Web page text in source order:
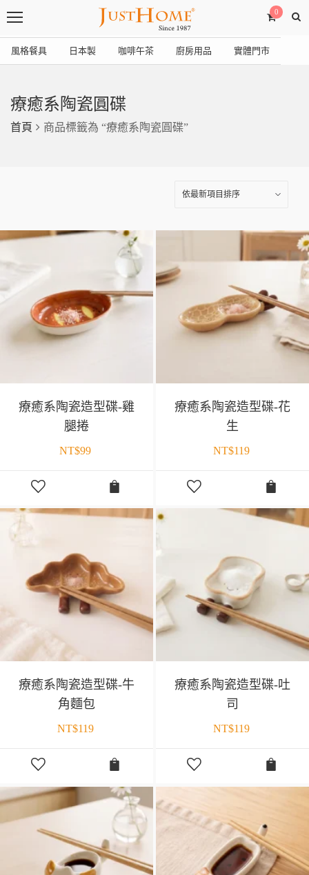
0
風格餐具 日本製 咖啡午茶 廚房用品 實體門市
療癒系陶瓷圓碟
首頁 商品標籤為 “療癒系陶瓷圓碟”
療癒系陶瓷造型碟-雞
腿捲
NT$99
療癒系陶瓷造型碟-花
生
NT$119
療癒系陶瓷造型碟-牛
角麵包
NT$119
療癒系陶瓷造型碟-吐
司
NT$119